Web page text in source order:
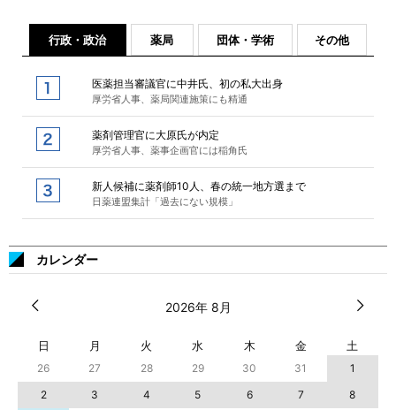
行政・政治 薬局 団体・学術 その他
医薬担当審議官に中井氏、初の私大出身
厚労省人事、薬局関連施策にも精通
薬剤管理官に大原氏が内定
厚労省人事、薬事企画官には稲角氏
新人候補に薬剤師10人、春の統一地方選まで
日薬連盟集計「過去にない規模」
カレンダー
2026年 8月
日 月 火 水 木 金 土
26 27 28 29 30 31
1
2
3 4 5 6 7
8